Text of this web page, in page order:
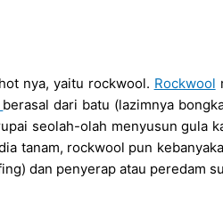
nya, yaitu rockwool. Rockwool
berasal dari batu (lazimnya
seolah-olah menyusun gula
tanam, rockwool pun
dan penyerap atau peredam